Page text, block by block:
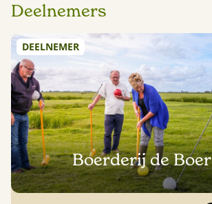
Deelnemers
DEELNEMER
Boerderij de